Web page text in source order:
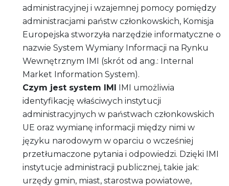
administracyjnej i wzajemnej pomocy pomiędzy
administracjami państw członkowskich, Komisja
Europejska stworzyła narzędzie informatyczne o
nazwie System Wymiany Informacji na Rynku
Wewnętrznym IMI (skrót od ang.: Internal
Market Information System).
Czym jest system IMI IMI umożliwia
identyfikację właściwych instytucji
administracyjnych w państwach członkowskich
UE oraz wymianę informacji między nimi w
języku narodowym w oparciu o wcześniej
przetłumaczone pytania i odpowiedzi. Dzięki IMI
instytucje administracji publicznej, takie jak:
urzędy gmin, miast, starostwa powiatowe,